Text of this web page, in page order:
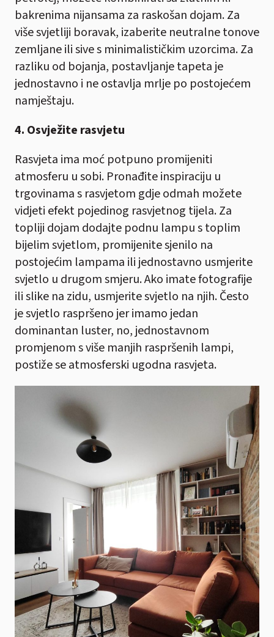
bakrenima nijansama za raskošan dojam. Za
više svjetliji boravak, izaberite neutralne tonove
zemljane ili sive s minimalističkim uzorcima. Za
razliku od bojanja, postavljanje tapeta je
jednostavno i ne ostavlja mrlje po postojećem
namještaju.
4. Osvježite rasvjetu
Rasvjeta ima moć potpuno promijeniti
atmosferu u sobi. Pronađite inspiraciju u
trgovinama s rasvjetom gdje odmah možete
vidjeti efekt pojedinog rasvjetnog tijela. Za
topliji dojam dodajte podnu lampu s toplim
bijelim svjetlom, promijenite sjenilo na
postojećim lampama ili jednostavno usmjerite
svjetlo u drugom smjeru. Ako imate fotografije
ili slike na zidu, usmjerite svjetlo na njih. Često
je svjetlo raspršeno jer imamo jedan
dominantan luster, no, jednostavnom
promjenom s više manjih raspršenih lampi,
postiže se atmosferski ugodna rasvjeta.